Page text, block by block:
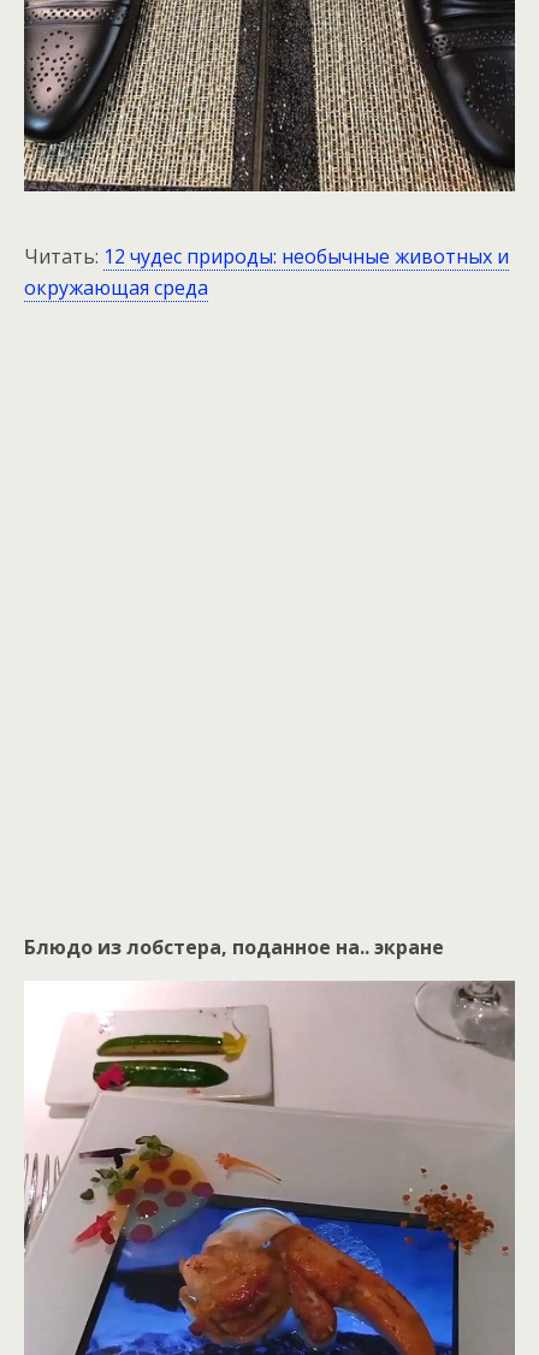
Читать: 12 чудес природы: необычные животных и
окружающая среда
Блюдо из лобстера, поданное на.. экране